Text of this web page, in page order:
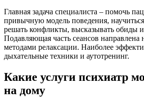
Главная задача специалиста – помочь
привычную модель поведения,
решать конфликты, высказывать обиды и
Подавляющая часть сеансов направлена
методами релаксации. Наиболее
дыхательные техники и аутотренинг.
Какие услуги психиатр
на дому